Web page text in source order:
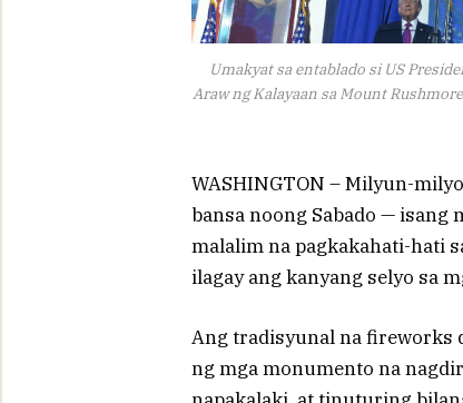
Umakyat sa entablado si US
Araw ng Kalayaan sa Mount
WASHINGTON – Milyun-
bansa noong Sabado — isang
malalim na pagkakahati-hati
ilagay ang kanyang selyo sa
Ang tradisyunal na fireworks
ng mga monumento na